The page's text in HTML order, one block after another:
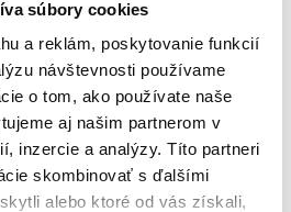
súbory cookies
a reklám, poskytovanie funkcií
návštevnosti používame
o tom, ako používate naše
aj našim partnerom v
inzercie a analýzy. Títo partneri
skombinovať s ďalšími
alebo ktoré od vás získali,
časť farba : 2 časti Color Touch
pomer miešania 1 : 1 (1 časť
emulzia 1,9%)
VIAC